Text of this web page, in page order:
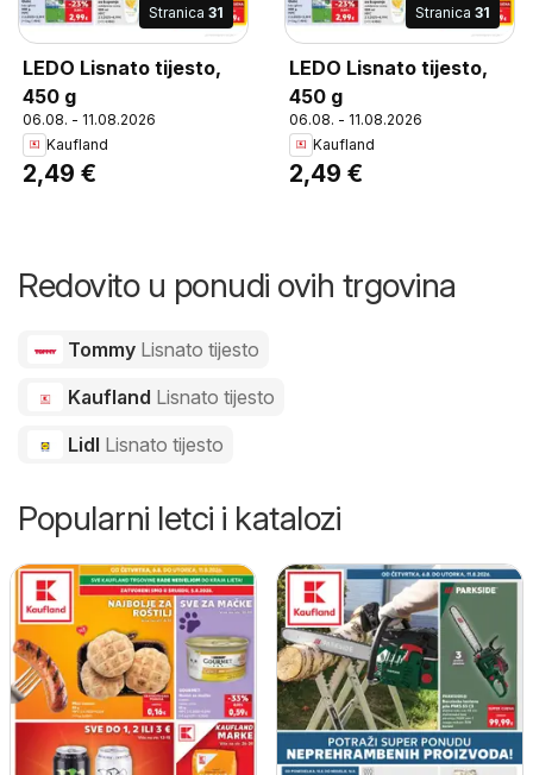
Stranica 31
LEDO Lisnato tijesto,
450 g
06.08. - 11.08.2026
Kaufland
2,49 €
Stranica 31
LEDO Lisnato tijesto,
450 g
06.08. - 11.08.2026
Kaufland
2,49 €
Redovito u ponudi ovih trgovina
Tommy Lisnato tijesto
Kaufland Lisnato tijesto
Lidl Lisnato tijesto
Popularni letci i katalozi